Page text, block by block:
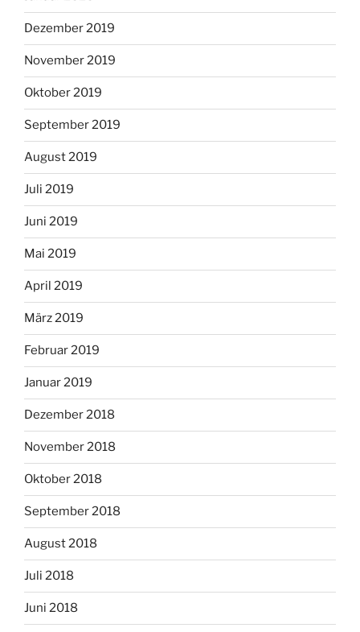
Dezember 2019
November 2019
Oktober 2019
September 2019
August 2019
Juli 2019
Juni 2019
Mai 2019
April 2019
März 2019
Februar 2019
Januar 2019
Dezember 2018
November 2018
Oktober 2018
September 2018
August 2018
Juli 2018
Juni 2018